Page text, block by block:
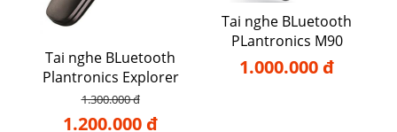
Tai nghe BLuetooth
Plantronics Explorer
500
1.300.000 đ
1.200.000 đ
Tai nghe BLuetooth
PLantronics M90
1.000.000 đ